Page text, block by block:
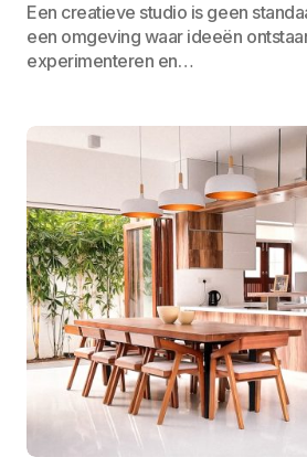
Een creatieve studio is geen
een omgeving waar ideeën
experimenteren en…